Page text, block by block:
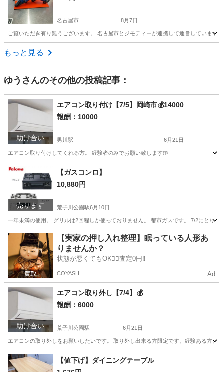
名古屋市 8月7日
ご覧いただき有り難うございます。 名古屋市とジモティーが連携して運営してい
愛知 名古屋市
もっと見る
ゆう さんのその他の投稿記事：
助け合い
エアコン取り付け【7/5】岡崎市💰14000
報酬：10000
男川駅 6月21日
エアコン取り付けしてくれる方。 経験者のみでお願い致します🤲
愛知 男川駅 手伝って/助けて
売ります
【ガスコンロ】
10,880円
荒子川公園駅6月10日
一年未満の使用。 グリルは2回程しか使っておりません。 都市ガスです。 7/2にとりに
愛知 名古屋市 荒子川公園駅 調理器具 ガスコンロ
【実家の押し入れ整理】眠っている人形あ
りませんか？
状態が悪くてもOK🙆‍♀️査定0円‼️
COYASH Ad
助け合い
エアコン取り外し【7/4】💰
報酬：6000
荒子川公園駅 6月21日
エアコンの取り外しをお願いしたいです。 取り外し出来る方限定です。経験ある方。
愛知 名古屋市 荒子川公園駅 手伝って/助けて
【値下げ】ダイニングテーブル